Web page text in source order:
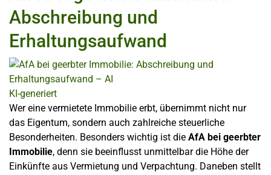
Abschreibung und
Erhaltungsaufwand
KI-generiert
Wer eine vermietete Immobilie erbt, übernimmt nicht nur
das Eigentum, sondern auch zahlreiche steuerliche
Besonderheiten. Besonders wichtig ist die AfA bei geerbter
Immobilie, denn sie beeinflusst unmittelbar die Höhe der
Einkünfte aus Vermietung und Verpachtung. Daneben stellt